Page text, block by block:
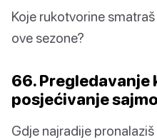
Koje rukotvorine
ove sezone?
66. Pregledavanje
posjećivanje
Gdje najradije